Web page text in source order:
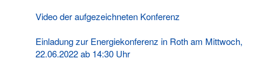
Video der aufgezeichneten Konferenz
Einladung zur Energiekonferenz in Roth am Mittwoch,
22.06.2022 ab 14:30 Uhr